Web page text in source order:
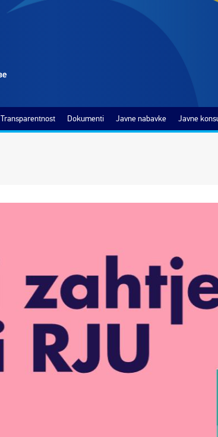
Transparentnost Dokumenti Javne nabavke Javne